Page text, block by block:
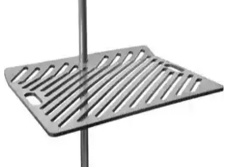
Geleneksel ve modern mangal çeşitleri, kullanım alanları ve trendleri
mangal deneyiminizi geliştirin.
Dr Pan Barbekü Sosu: Mangal ve Izgara
Lezzetlerini Zenginleştiren Pratik Sos Seçeneği
Dr Pan barbekü sosu, et ve sebzelerde derin tat ve aroma sağlayan
pratik ve lezzetli bir seçenektir. Marine ve pişirme sırasında
kullanılır, yemeklere özgün tat katar.
Gajoon Mangal Baharatları Seti Doğal ve Aromatik
Lezzet İçin Uygun Bir Seçenek
Gajoon Mangal Baharatları Seti, doğal ve taze içerikleriyle mangal
zevkine uygundur, yüksek müşteri memnuniyeti ile öne çıkar.